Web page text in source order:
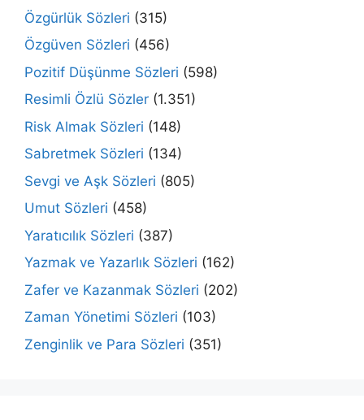
Özgürlük Sözleri (315)
Özgüven Sözleri (456)
Pozitif Düşünme Sözleri (598)
Resimli Özlü Sözler (1.351)
Risk Almak Sözleri (148)
Sabretmek Sözleri (134)
Sevgi ve Aşk Sözleri (805)
Umut Sözleri (458)
Yaratıcılık Sözleri (387)
Yazmak ve Yazarlık Sözleri (162)
Zafer ve Kazanmak Sözleri (202)
Zaman Yönetimi Sözleri (103)
Zenginlik ve Para Sözleri (351)